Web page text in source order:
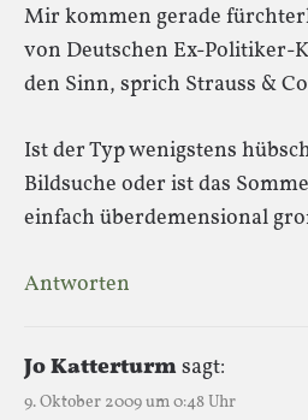
Mir kommen gerade
von Deutschen Ex-Politiker-
den Sinn, sprich Strauss &
Ist der Typ wenigstens
Bildsuche oder ist das
einfach überdemensional
Antworten
Jo Katterturmsagt:
9. Oktober 2009 um 0:48 Uhr